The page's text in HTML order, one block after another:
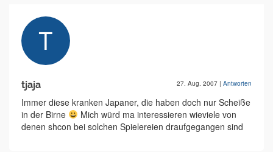
tjaja 27. Aug. 2007 | Antworten
Immer diese kranken Japaner, die haben doch nur Scheiße
in der Birne
Mich würd ma interessieren wieviele von
denen shcon bei solchen Spielereien draufgegangen sind